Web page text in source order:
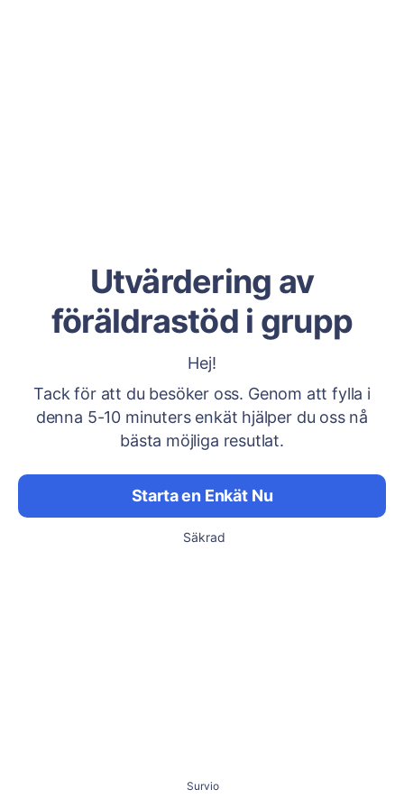
Utvärdering av
föräldrastöd i grupp
Hej!
Tack för att du besöker oss. Genom att fylla i
denna 5-10 minuters enkät hjälper du oss nå
bästa möjliga resutlat.
Starta en Enkät Nu
Säkrad
Survio